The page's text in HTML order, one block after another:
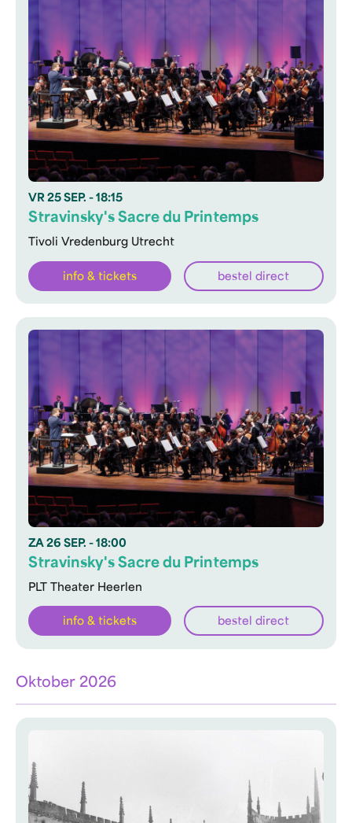
VR 25 SEP. - 18:15
Tivoli Vredenburg Utrecht
Stravinsky's Sacre du Printemps
info & tickets bestel direct
ZA 26 SEP. - 18:00
PLT Theater Heerlen
Stravinsky's Sacre du Printemps
info & tickets bestel direct
Oktober 2026